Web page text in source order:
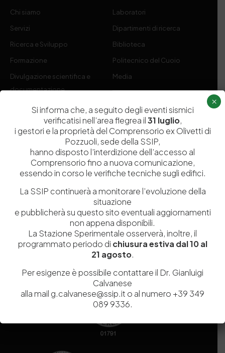
Chi siamo
Servizi
Ricerca e Sviluppo
Formazione
Divulgazione scientifica e
documentazione
Contribuenti
Laboratori
Dipartimenti di ricerca
Biblioteca
Politecnico del Cuoio
Media
Amministrazione Trasparente
Codice fiscale e Partita Iva07936981211
Iscrizione REA
NA 920756
Codice di iscrizione all’Anagrafe Nazionale delle Ricerche del
MIUR 000290_EIRI
Euro9.690.240,00
stazionesperimentaleindustriapelli@legalmail.it
Sede legaleVia Campi Flegrei, 34 – 80078 Pozzuoli (NA) – Tel. +39
Si informa che, a seguito degli eventi sismici
verificatisi nell’area flegrea il31 luglio,
i gestori e la proprietà del Comprensorio ex Olivetti di
Pozzuoli, sede della SSIP,
hanno disposto l’interdizione dell’accesso al
Comprensorio fino a nuova comunicazione,
essendo in corso le verifiche tecniche sugli edifici.
La SSIP continuerà a monitorare l’evoluzione della
situazione
e pubblicherà su questo sito eventuali aggiornamenti
non appena disponibili.
La Stazione Sperimentale osserverà, inoltre, il
programmato periodo di chiusura estiva dal 10 al
21 agosto.
Per esigenze è possibile contattare il Dr. Gianluigi
Calvanese
alla mail g.calvanese@ssip.it o al numero +39 349
089 9336.
×